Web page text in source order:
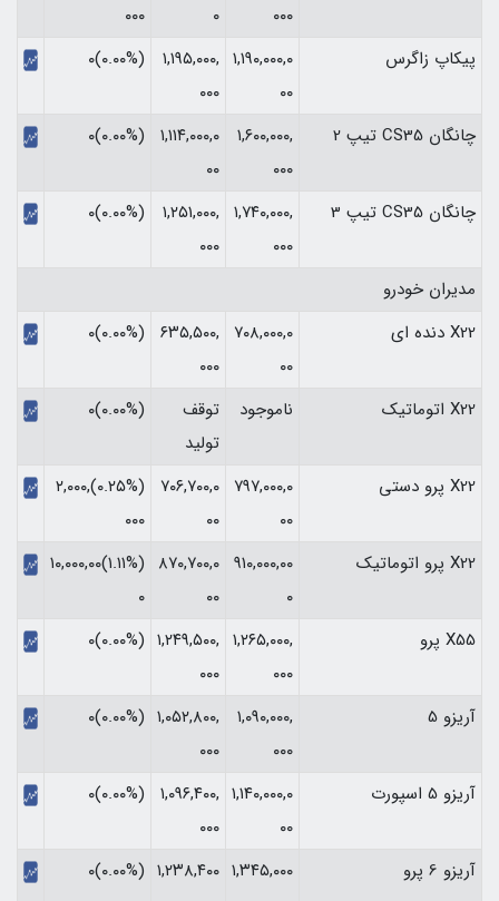
۰۰۰
۰
۰۰۰‏
پیکاپ زاگرس
۱,۱۹۰,۰۰۰,۰
۰۰
۱,۱۹۵,۰۰۰,
۰۰۰
(۰.۰۰%)۰
چانگان CS35 تیپ 2
۱,۶۰۰,۰۰۰,
۰۰۰
۱,۱۱۴,۰۰۰,۰
۰۰
(۰.۰۰%)۰
چانگان CS35 تیپ 3
۱,۷۴۰,۰۰۰,
۰۰۰
۱,۲۵۱,۰۰۰,
۰۰۰
(۰.۰۰%)۰
مدیران خودرو
X22 دنده ای
۷۰۸,۰۰۰,۰
۰۰
۶۳۵,۵۰۰,
۰۰۰
(۰.۰۰%)۰
X22 اتوماتیک ناموجود
توقف
تولید
(۰.۰۰%)۰
X22 پرو دستی
۷۹۷,۰۰۰,۰
۰۰
۷۰۶,۷۰۰,۰
۰۰
(‎۰.۲۵%‏)‎۲,۰۰۰,
۰۰۰‏
X22 پرو اتوماتیک
۹۱۰,۰۰۰,۰۰
۰
۸۷۰,۷۰۰,۰
۰۰
(‎۱.۱۱%‏)‎۱۰,۰۰۰,۰۰
۰‏
X55 پرو
۱,۲۶۵,۰۰۰,
۰۰۰
۱,۲۴۹,۵۰۰,
۰۰۰
(۰.۰۰%)۰
آریزو 5
۱,۰۹۰,۰۰۰,
۰۰۰
۱,۰۵۲,۸۰۰,
۰۰۰
(۰.۰۰%)۰
آریزو 5 اسپورت
۱,۱۴۰,۰۰۰,۰
۰۰
۱,۰۹۶,۴۰۰,
۰۰۰
(۰.۰۰%)۰
آریزو 6 پرو
۱,۳۴۵,۰۰۰ ۱,۲۳۸,۴۰۰ (۰.۰۰%)۰